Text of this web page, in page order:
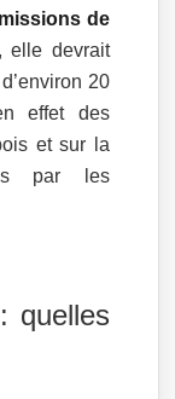
de
elle devrait
20
effet des
et sur la
par les
quelles